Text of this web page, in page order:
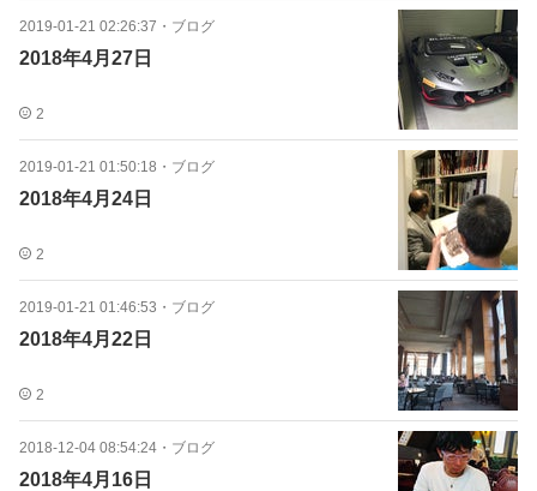
2019-01-21 02:26:37 ・ ブログ
2018年4月27日
2
2019-01-21 01:50:18 ・ ブログ
2018年4月24日
2
2019-01-21 01:46:53 ・ ブログ
2018年4月22日
2
2018-12-04 08:54:24 ・ ブログ
2018年4月16日